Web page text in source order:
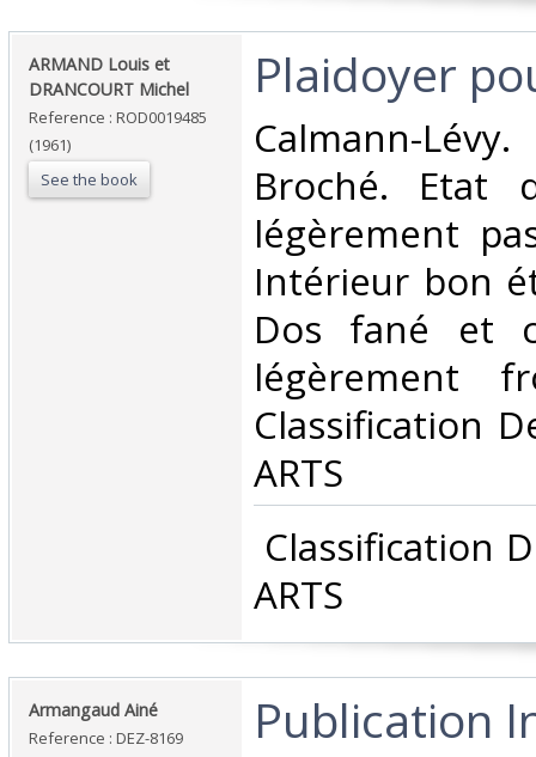
‎ARMAND Louis et
DRANCOURT Michel‎
Reference : ROD0019485
(1961)
See the book
‎Plaidoyer
‎Calmann-
Broché. Etat
légèrement
Intérieur bon
Dos fané et
légèrement
Classification
ARTS‎
Classification
ARTS‎
‎Armangaud Ainé‎
Reference : DEZ-8169
‎Publication